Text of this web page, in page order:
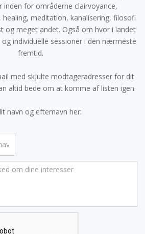
inden for områderne clairvoyance,
meditation, kanalisering, filosofi
og meget andet. Også om hvor i landet
individuelle sessioner i den nærmeste
fremtid.
med skjulte modtageradresser for dit
altid bede om at komme af listen igen.
navn og efternavn her: